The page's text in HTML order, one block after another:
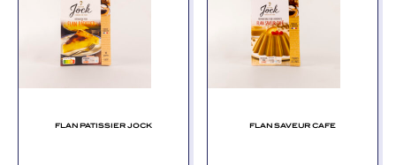
FLAN PATISSIER JOCK FLAN SAVEUR CAFE